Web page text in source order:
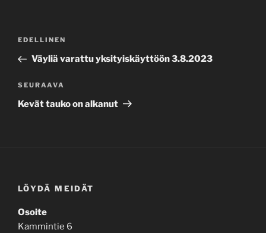
Edellinen
artikkeli
EDELLINEN
Väyliä varattu yksityiskäyttöön 3.8.2023
Seuraava
artikkeli
SEURAAVA
Kevät tauko on alkanut
LÖYDÄ MEIDÄT
Osoite
Kammintie 6